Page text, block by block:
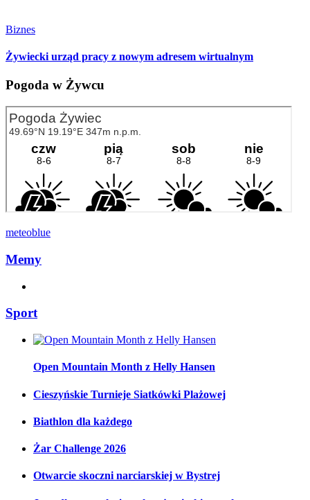
Biznes
Żywiecki urząd pracy z nowym adresem wirtualnym
Pogoda w Żywcu
meteoblue
Memy
Sport
Open Mountain Month z Helly Hansen
Cieszyńskie Turnieje Siatkówki Plażowej
Biathlon dla każdego
Żar Challenge 2026
Otwarcie skoczni narciarskiej w Bystrej